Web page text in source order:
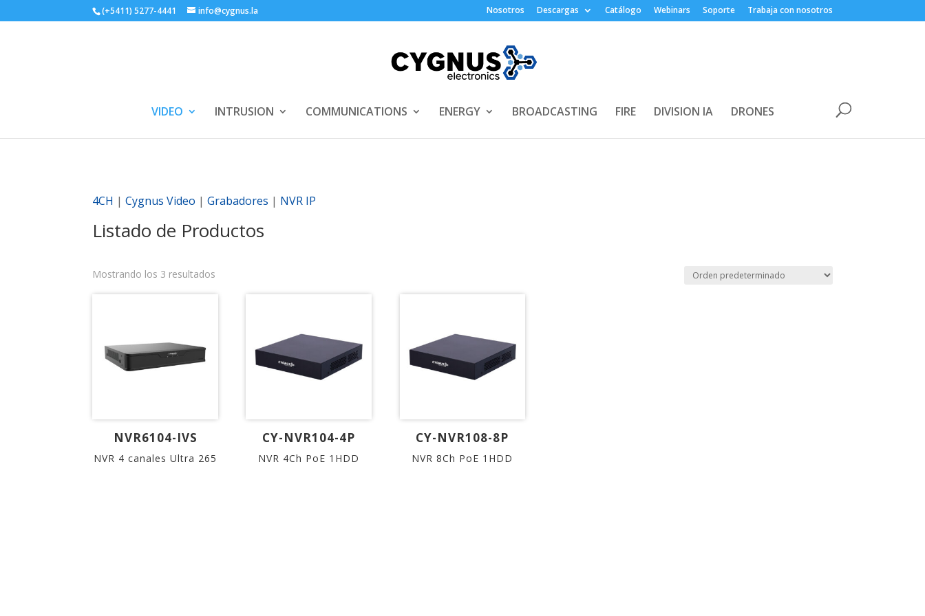
(+5411) 5277-4441 info@cygnus.la Nosotros Descargas Catálogo Webinars Soporte Trabaja con nosotros
VIDEO INTRUSION COMMUNICATIONS ENERGY BROADCASTING FIRE DIVISION IA DRONES
4CH |Cygnus Video |Grabadores | NVR IP
Listado de Productos
Mostrando los 3 resultados
NVR6104-IVS
NVR 4 canales Ultra 265
CY-NVR104-4P
NVR 4Ch PoE 1HDD
CY-NVR108-8P
NVR 8Ch PoE 1HDD